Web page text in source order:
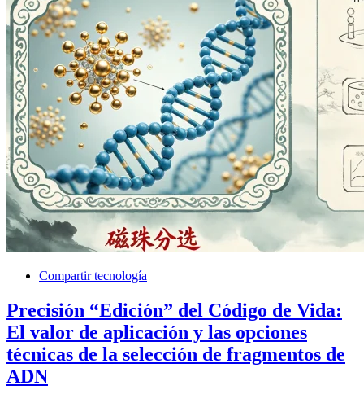
Compartir tecnología
Precisión “Edición” del Código de Vida:
El valor de aplicación y las opciones
técnicas de la selección de fragmentos de
ADN